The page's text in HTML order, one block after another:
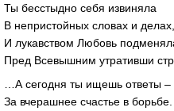
Ты бесстыдно себя извиняла
В непристойных словах и делах,
И лукавством Любовь
Пред Всевышним утративши
…А сегодня ты ищешь ответы –
За вчерашнее счастье в борьбе.